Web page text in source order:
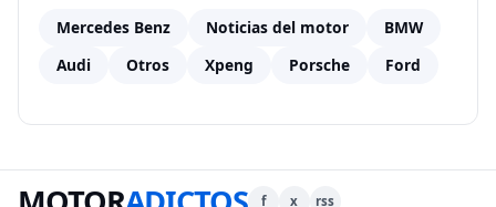
Mercedes Benz Noticias del motor
BMW
Audi
Otros Xpeng Porsche Ford
f x rss